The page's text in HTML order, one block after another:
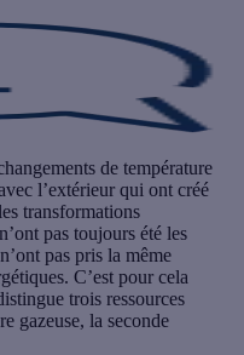
de température
l’extérieur qui ont créé
transformations
pas toujours été les
pas pris la même
C’est pour cela
trois ressources
gazeuse, la seconde